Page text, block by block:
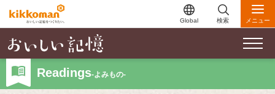
Global 検索 メニュー
Readings-よみもの-